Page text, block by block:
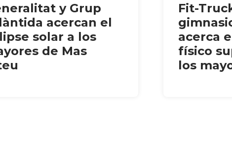
y Grup
acercan el
solar a los
de Mas
Fit-
acerca
físico
los